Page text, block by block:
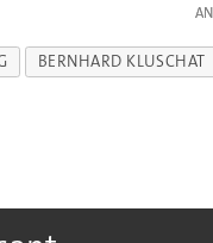
BERNHARD KLUSCHAT